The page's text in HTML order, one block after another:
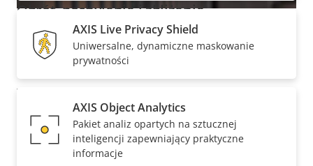
Solidna konstrukcja i mocna
zabezpieczenia
Wykonana z wysokiej jakości aluminium solidna
kamera ze stopniem ochrony IK10, IP66, IP6K9K i
NEMA 4X
jest odporna na akty wandalizmu i
uderzenia. Jej zakres temperatur roboczych wynosi
Obrót, pochylenie i zbliżenie
Opis
nieruchomości
Wartość
Zdalny PTRZ –
Opis
nieruchomości
Wartość
Technologia Zipstream
AXIS Live Privacy Shield
Uniwersalne, dynamiczne maskowanie
prywatności
AXIS Object Analytics
Pakiet analiz opartych na sztucznej
inteligencji zapewniający praktyczne
informacje